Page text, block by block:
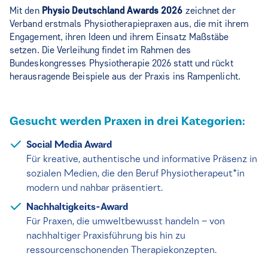
Mit den Physio Deutschland Awards 2026 zeichnet der
Verband erstmals Physiotherapiepraxen aus, die mit ihrem
Engagement, ihren Ideen und ihrem Einsatz Maßstäbe
setzen. Die Verleihung findet im Rahmen des
Bundeskongresses Physiotherapie 2026 statt und rückt
herausragende Beispiele aus der Praxis ins Rampenlicht.
Gesucht werden Praxen in drei Kategorien:
Social Media Award
Für kreative, authentische und informative Präsenz in
sozialen Medien, die den Beruf Physiotherapeut*in
modern und nahbar präsentiert.
Nachhaltigkeits-Award
Für Praxen, die umweltbewusst handeln – von
nachhaltiger Praxisführung bis hin zu
ressourcenschonenden Therapiekonzepten.